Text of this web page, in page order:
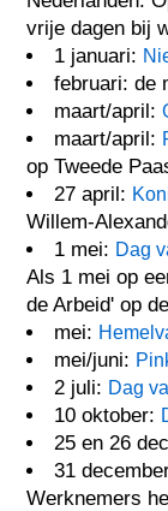
vrije dagen bij
1 januari:
februari: de
maart/april:
maart/april:
op Tweede
27 april:
Willem-
1 mei: Dag
Als 1 mei op
de Arbeid' op
mei:
mei/juni:
2 juli: Dag
10 oktober:
25 en 26
31
Werknemers